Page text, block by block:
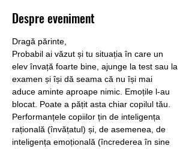
Despre eveniment
Dragă părinte,
Probabil ai văzut și tu situația în care un
elev învață foarte bine, ajunge la test sau la
examen și își dă seama că nu își mai
aduce aminte aproape nimic. Emoțile l-au
blocat. Poate a pățit asta chiar copilul tău.
Performanțele copiilor țin de inteligența
rațională (învățatul) și, de asemenea, de
inteligența emoțională (încrederea în sine